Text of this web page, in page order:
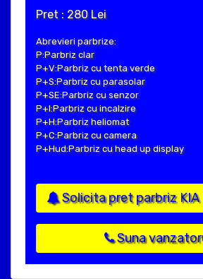
Pret : 280 Lei
Abrevieri parbrize:
P:Parbriz clar
P+V:Parbriz cu tenta verde
P+S:Parbriz cu parasolar
P+SE:Parbriz cu senzor
P+I:Parbriz cu incalzire
P+H:Parbriz heliomat
P+C:Parbriz cu camera
P+Hud:Parbriz cu head up display
Solicita pret parbriz KIA
Suna